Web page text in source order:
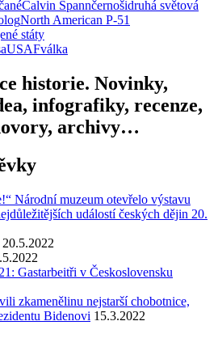
Calvin Spannčernošidruhá světová
North American P-51
státy
USAFválka
historie. Novinky,
infografiky, recenze,
archivy…
Národní muzeum otevřelo výstavu
událostí českých dějin 20.
20.5.2022
Gastarbeitři v Československu
zkamenělinu nejstarší chobotnice,
Bidenovi 15.3.2022